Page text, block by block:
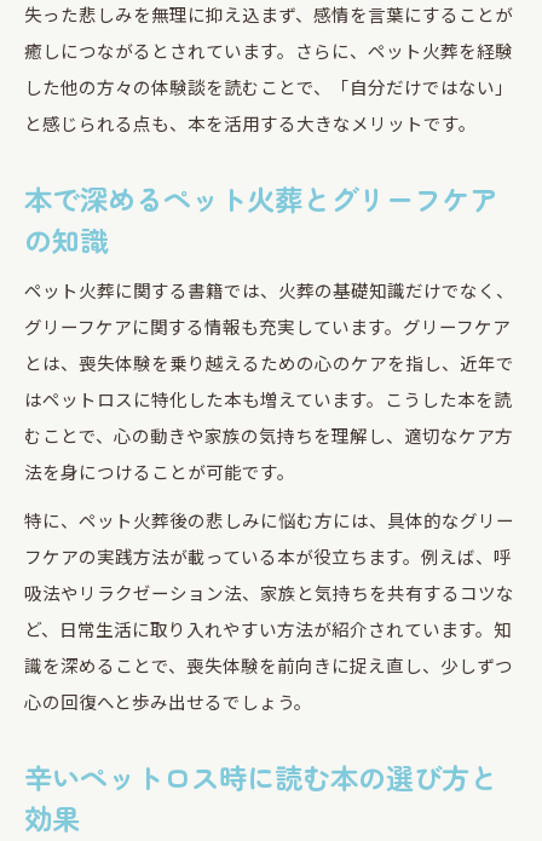
失った悲しみを無理に抑え込まず、感情を言葉にすることが
癒しにつながるとされています。さらに、ペット火葬を経験
した他の方々の体験談を読むことで、「自分だけではない」
と感じられる点も、本を活用する大きなメリットです。
本で深めるペット火葬とグリーフケア
の知識
ペット火葬に関する書籍では、火葬の基礎知識だけでなく、
グリーフケアに関する情報も充実しています。グリーフケア
とは、喪失体験を乗り越えるための心のケアを指し、近年で
はペットロスに特化した本も増えています。こうした本を読
むことで、心の動きや家族の気持ちを理解し、適切なケア方
法を身につけることが可能です。
特に、ペット火葬後の悲しみに悩む方には、具体的なグリー
フケアの実践方法が載っている本が役立ちます。例えば、呼
吸法やリラクゼーション法、家族と気持ちを共有するコツな
ど、日常生活に取り入れやすい方法が紹介されています。知
識を深めることで、喪失体験を前向きに捉え直し、少しずつ
心の回復へと歩み出せるでしょう。
辛いペットロス時に読む本の選び方と
効果